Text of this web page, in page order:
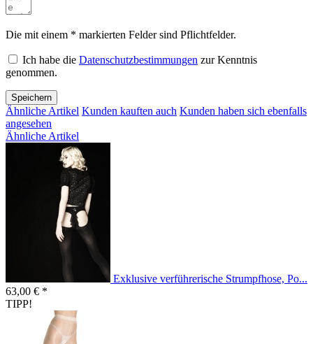
Die mit einem * markierten Felder sind Pflichtfelder.
Ich habe die Datenschutzbestimmungen zur Kenntnis
genommen.
Speichern
Ähnliche Artikel Kunden kauften auch Kunden haben sich ebenfalls
angesehen
Ähnliche Artikel
Exklusive verführerische Strumpfhose, Po...
63,00 € *
TIPP!